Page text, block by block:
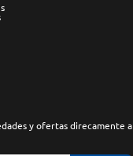
y ofertas direcamente a